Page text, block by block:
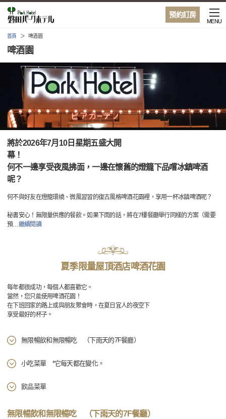
預約訂房
MENU
首頁 啤酒園
啤酒園
將於2026年7月10日星期五盛大開
幕
何不一邊享受夜風拂面，一邊在懷舊的燈籠下品嚐冰鎮啤酒
呢？
何不與好友在燈籠環繞、微風習習的復古風格啤酒花園裡，享用一杯冰鎮啤酒呢？
秘書安心！無限量供應的餐飲。如果下雨的話，將在7樓餐廳舉行同樣的方案（需要
預…繼續閱讀
夏季限量屋頂酒店啤酒花園
每年都很成功，每個人都喜歡它。
當然，您只能使用啤酒花園！
在下班回家的路上或與朋友聚會時，在夏日宜人的夜空下
享受最好的杯子。
無限暢飲和無限暢吃 （下雨天的7F餐廳）
小吃菜單 *它每天都在變化。
飲品菜單
無限暢飲和無限暢吃 （下雨天的7F餐廳）